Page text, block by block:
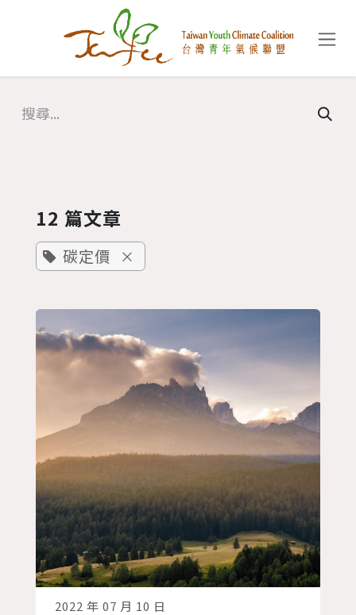
12 篇文章
碳定價 ×
2022 年 07 月 10 日